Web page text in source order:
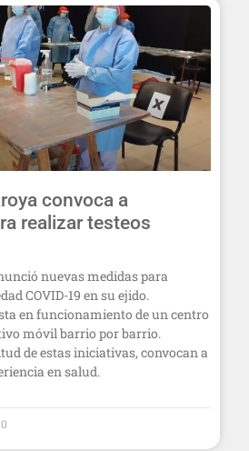
convoca a
realizar testeos
nuevas medidas para
COVID-19 en su ejido.
en funcionamiento de un centro
móvil barrio por barrio.
de estas iniciativas, convocan a
en salud.